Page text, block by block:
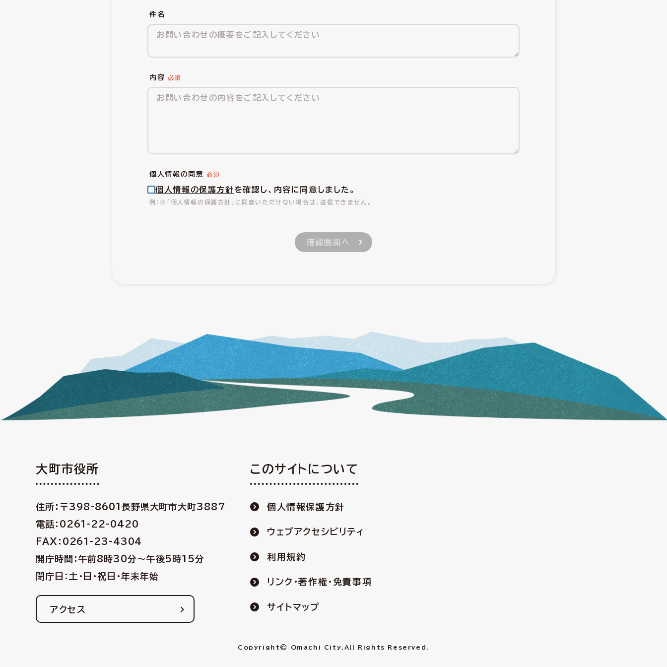
件名
内容
個人情報の同意
個人情報の保護方針を確認し、内容に同意しました。
※「個人情報の保護方針」に同意いただけない場合は、送信できません。
大町市役所
住所：〒398-8601 長野県大町市大町3887
電話：0261-22-0420
FAX：0261-23-4304
開庁時間：午前8時30分〜午後5時15分
閉庁日：土・日・祝日・年末年始
アクセス
このサイトについて
個人情報保護方針
ウェブアクセシビリティ
利用規約
リンク・著作権・免責事項
サイトマップ
Copyright© Omachi City. All Rights Reserved.